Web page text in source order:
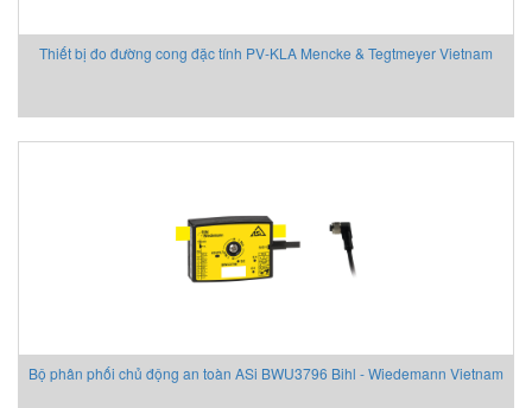
Thiết bị đo đường cong đặc tính PV-KLA Mencke & Tegtmeyer Vietnam
Bộ phân phối chủ động an toàn ASi BWU3796 Bihl - Wiedemann Vietnam